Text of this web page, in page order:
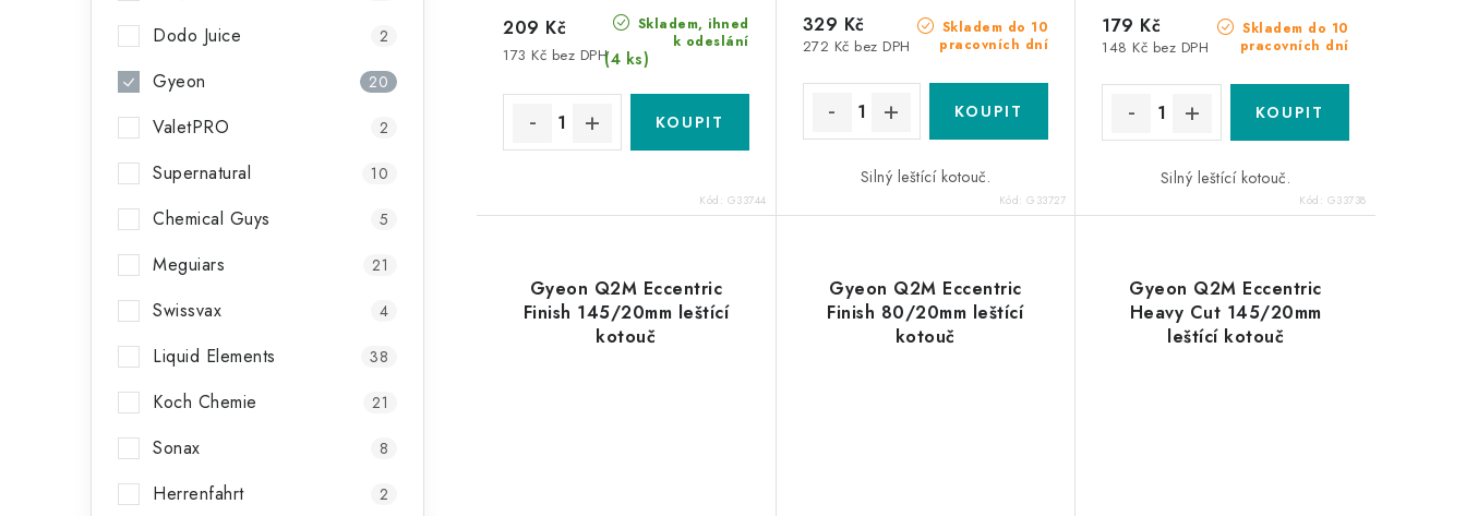
Dodo Juice 2
Gyeon 20
ValetPRO 2
Supernatural 10
Chemical Guys 5
Meguiars 21
Swissvax 4
Liquid Elements 38
Koch Chemie 21
Sonax 8
Herrenfahrt 2
Skladem, ihned
k odeslání
(4 ks)
173 Kč bez DPH
209 Kč
Kód: G33744
Skladem do 10
pracovních dní
272 Kč bez DPH
329 Kč
Silný leštící kotouč.
Kód:G33727
Skladem do 10
pracovních dní
148 Kč bez DPH
179 Kč
Silný leštící kotouč.
Kód: G33738
Gyeon Q2M Eccentric
Finish 145/20mm leštící
kotouč
Gyeon Q2M Eccentric
Finish 80/20mm leštící
kotouč
Gyeon Q2M Eccentric
Heavy Cut 145/20mm
leštící kotouč